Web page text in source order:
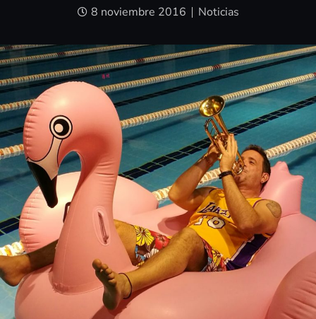
8 noviembre 2016 Noticias